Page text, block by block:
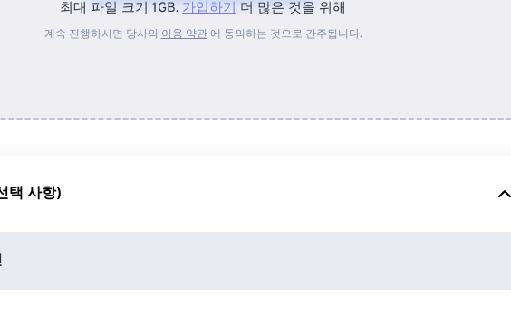
장치에서
최대 파일 크기 1GB. 가입하기 더 많은 것을 위해
계속 진행하시면 당사의 이용 약관에 동의하는 것으로 간주됩니다.
택 사항)